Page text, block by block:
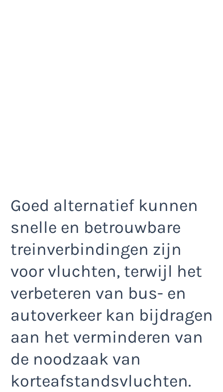
Goed alternatief kunnen
snelle en betrouwbare
treinverbindingen zijn
voor vluchten, terwijl het
verbeteren van bus- en
autoverkeer kan bijdragen
aan het verminderen van
de noodzaak van
korteafstandsvluchten.